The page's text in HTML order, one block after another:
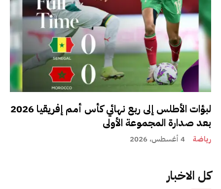
لبؤات الأطلس إلى ربع نهائي كأس أمم إفريقيا 2026
بعد صدارة المجموعة الأولى
رياضة 4 أغسطس، 2026
كل الاخبار